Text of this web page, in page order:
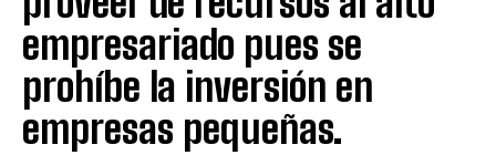
empresariado pues se
prohíbe la inversión en
empresas pequeñas.